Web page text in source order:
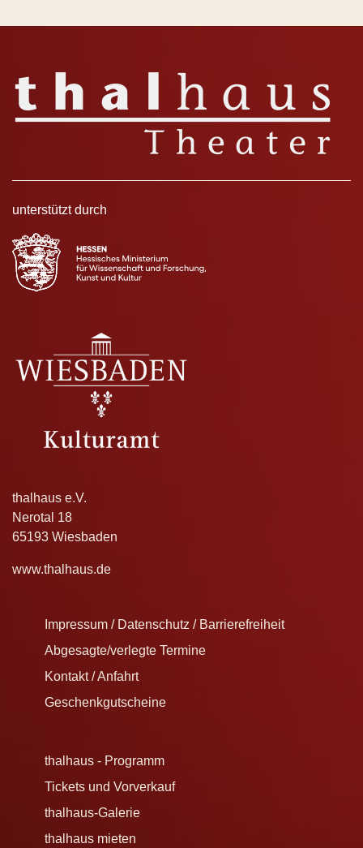
unterstützt durch
thalhaus e.V.
Nerotal 18
65193 Wiesbaden
www.thalhaus.de
Impressum / Datenschutz / Barrierefreiheit
Abgesagte/verlegte Termine
Kontakt / Anfahrt
Geschenkgutscheine
thalhaus - Programm
Tickets und Vorverkauf
thalhaus-Galerie
thalhaus mieten